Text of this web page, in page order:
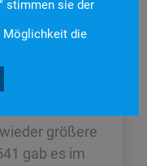
UNS
Staufen
größere
gab es im
stimmen sie der
Möglichkeit die